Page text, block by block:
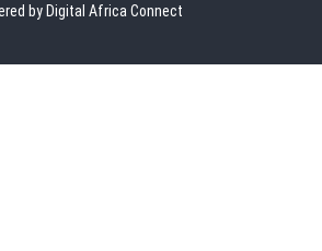
by Digital Africa Connect